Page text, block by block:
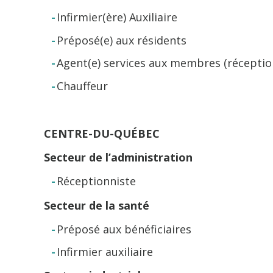
Infirmier(ère) Auxiliaire
Préposé(e) aux résidents
Agent(e) services aux membres
Chauffeur
CENTRE-DU-QUÉBEC
Secteur de l’administration
Réceptionniste
Secteur de la santé
Préposé aux bénéficiaires
Infirmier auxiliaire